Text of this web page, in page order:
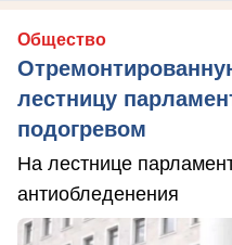
Общество
лестницу
подогревом
На лестнице
антиобледенения